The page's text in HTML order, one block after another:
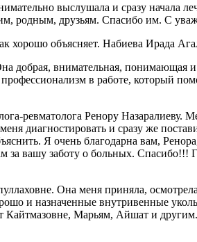
выслушала и сразу начала
родным, друзьям. Спасибо им. С
хорошо объясняет. Набиева Ирада
добрая, внимательная, понимающая
в работе, который
ревматолога Ренору Назаралиеву.
диагностировать и сразу же
Я очень благодарна вам,
за вашу заботу о больных. Спасибо!!!
Она меня приняла,
и назначенные внутривенные
Кайтмазовне, Марьям, Айшат и